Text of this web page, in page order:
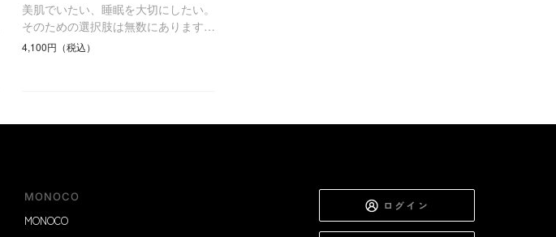
美肌でいたい、睡眠を大切にしたい。
そのための選択肢は無数にあります…
4,100円（税込）
MONOCO
MONOCO
ログイン